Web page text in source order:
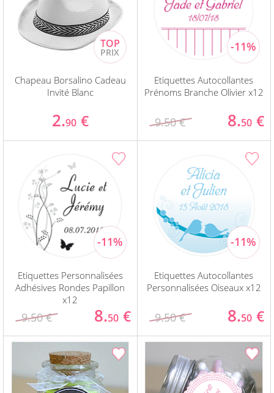
Chapeau Borsalino Cadeau
Invité Blanc
2.90 €
Etiquettes Autocollantes
Prénoms Branche Olivier x12
9.50 € 8.50 €
Etiquettes Personnalisées
Adhésives Rondes Papillon
x12
9.50 € 8.50 €
Etiquettes Autocollantes
Personnalisées Oiseaux x12
9.50 € 8.50 €